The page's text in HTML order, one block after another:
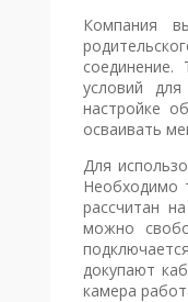
Компания
условий
настройке
осваивать
Для
Необходимо
рассчитан
можно
докупают
камера